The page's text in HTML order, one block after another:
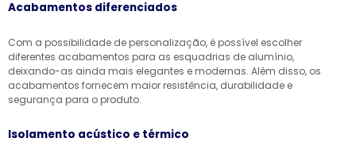
Acabamentos diferenciados
Com a possibilidade de personalização, é possível escolher
diferentes acabamentos para as esquadrias de alumínio,
deixando-as ainda mais elegantes e modernas. Além disso, os
acabamentos fornecem maior resistência, durabilidade e
segurança para o produto.
Isolamento acústico e térmico